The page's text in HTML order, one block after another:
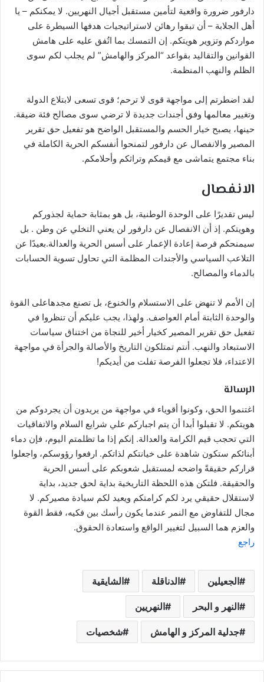
دارفور ضرورة واقعية لتأمين مستقبل أجيال النهريين. لا يمكنكم – يا
أهل الجلابة – أن تبقوا رهائن لاستراتيجيات هدفها السيطرة على
مواردكم وتزوير هويتكم. إن التمسك بما اتُفق عليه على هامش
القوانين والتقاليد بقواعد “المركز والهامش” لم يجلب لكم سوى
الظلم والنهب المنظمة.
لقد اضطرتم إلى مواجهة قوى لا ترحم؛ قوى تسعى لابتلاع الدولة
وتغيير معالمها وفق أجندات جديدة لا ترضي سوى مصالح فئة ضيقة.
حينها، يصبح خيار الحسم والمستقبل الواضح هو تفعيل حق تقرير
المصير والانفصال عن دارفور لتمنحوا أنفسكم الحرية الكاملة في
بناء مجتمع يتماشى مع قيمكم وتراثكم وأحلامكم.
الانفصال
ليس تقديرًا على الوحدة الوطنية، بل هو بمثابة حماية لجذوركم
وهويتكم. إذ أن الانفصال عن دارفور لن يعني التخلي عن وطن . بل
سيمنحكم فرصة إعادة الإعمار على أسس الحرية والعدالة.بعيدًا عن
التلاعب السياسي والأجندات المظلمة التي تحاول تسوية الحسابات
بالدماء والمصالح.
إن الأمم لا تنهض على الاستسلام والخنوع، بل تصنع مجدهاعلى القوة
والوحدة الثابتة أمام العواصف. ولهذا، يجب عليكم أن تنظروا في
تفعيل حق تقرير المصير كخيار أخير للنجاة من اختناق سياسات
الاستبعاد والنهب. أنتم تمتلكون التاريخ والأصالة والجرأة في مواجهة
الاعتداء، فلا تجعلوا الفرصة تفلت من أيديكم!
الرسالة
اغتنموا الحق، وكونوا أقوياء في مواجهة من يريدون أن يجردوكم من
هويتكم. لا تقبلوا أبدا أن يتم اجباركم علي شرايع السلام والاتفاقيات
التي تحجب قيم الكرامة والعدالة. إنكم إذا ما تظلمتم اليوم، فإن دماء
أبنائكم ستكون شاهدة على خيانتكم لذاتكم. ارفعوا رؤوسكم، واجعلوا
قراركم حقيقةً واضحه لمستقبل شعوبكم على أسس الحرية
والحقيقة. فلتكن هذه اللحظة التاريخية بداية لحق جديد، بداية
لاستقلال حقيقي يرد لكم كرامتكم ويعيد لكم سيادة مصيركم. لا
مجال للتفاوض مع النمر عندما يكون رأسك بين فكيه، فقط القوة
والعزم هما السبيل لتغيير الواقع واستعادة الحقوق.
راجع
الجعيلين الدناقلة الشايقية
النهر و البحر النهريين
جدلية المركز و الهامش شخصيات